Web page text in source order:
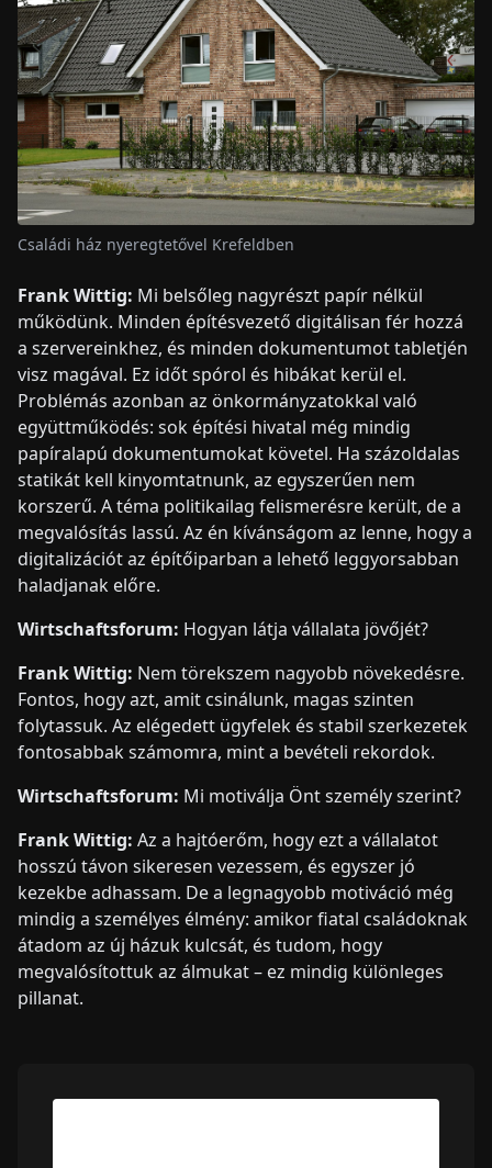
Családi ház nyeregtetővel Krefeldben
Frank Wittig: Mi belsőleg nagyrészt papír nélkül
működünk. Minden építésvezető digitálisan fér hozzá
a szervereinkhez, és minden dokumentumot tabletjén
visz magával. Ez időt spórol és hibákat kerül el.
Problémás azonban az önkormányzatokkal való
együttműködés: sok építési hivatal még mindig
papíralapú dokumentumokat követel. Ha százoldalas
statikát kell kinyomtatnunk, az egyszerűen nem
korszerű. A téma politikailag felismerésre került, de a
megvalósítás lassú. Az én kívánságom az lenne, hogy a
digitalizációt az építőiparban a lehető leggyorsabban
haladjanak előre.
Wirtschaftsforum: Hogyan látja vállalata jövőjét?
Frank Wittig: Nem törekszem nagyobb növekedésre.
Fontos, hogy azt, amit csinálunk, magas szinten
folytassuk. Az elégedett ügyfelek és stabil szerkezetek
fontosabbak számomra, mint a bevételi rekordok.
Wirtschaftsforum: Mi motiválja Önt személy szerint?
Frank Wittig: Az a hajtóerőm, hogy ezt a vállalatot
hosszú távon sikeresen vezessem, és egyszer jó
kezekbe adhassam. De a legnagyobb motiváció még
mindig a személyes élmény: amikor fiatal családoknak
átadom az új házuk kulcsát, és tudom, hogy
megvalósítottuk az álmukat – ez mindig különleges
pillanat.